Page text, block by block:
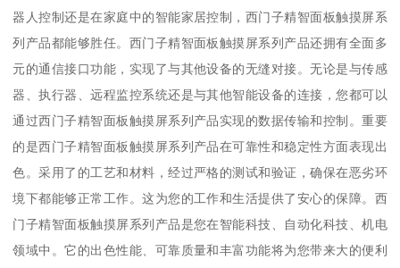
器人控制还是在家庭中的智能家居控制，西门子精智面板触摸屏系
列产品都能够胜任。西门子精智面板触摸屏系列产品还拥有全面多
元的通信接口功能，实现了与其他设备的无缝对接。无论是与传感
器、执行器、远程监控系统还是与其他智能设备的连接，您都可以
通过西门子精智面板触摸屏系列产品实现的数据传输和控制。重要
的是西门子精智面板触摸屏系列产品在可靠性和稳定性方面表现出
色。采用了的工艺和材料，经过严格的测试和验证，确保在恶劣环
境下都能够正常工作。这为您的工作和生活提供了安心的保障。西
门子精智面板触摸屏系列产品是您在智能科技、自动化科技、机电
领域中。它的出色性能、可靠质量和丰富功能将为您带来大的便利